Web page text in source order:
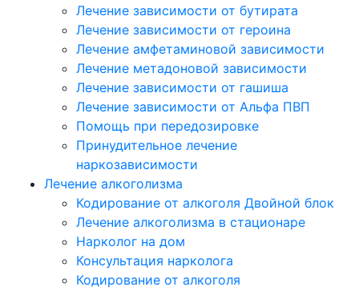
Лечение зависимости от бутирата
Лечение зависимости от героина
Лечение амфетаминовой зависимости
Лечение метадоновой зависимости
Лечение зависимости от гашиша
Лечение зависимости от Альфа ПВП
Помощь при передозировке
Принудительное лечение
наркозависимости
Лечение алкоголизма
Кодирование от алкоголя Двойной блок
Лечение алкоголизма в стационаре
Нарколог на дом
Консультация нарколога
Кодирование от алкоголя